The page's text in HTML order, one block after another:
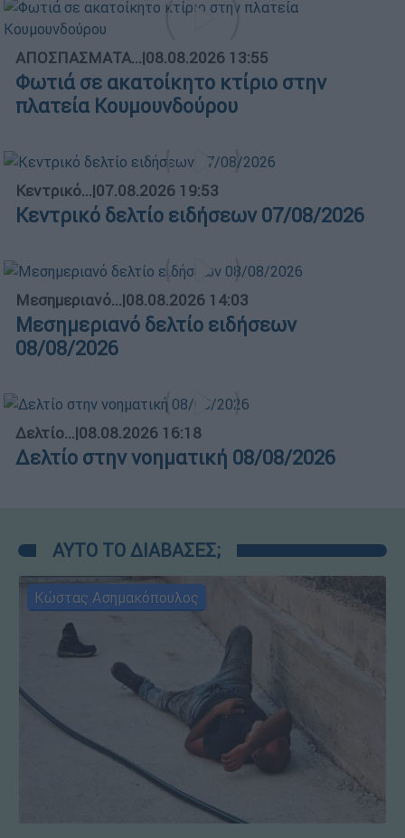
ΑΠΟΣΠΑΣΜΑΤΑ...|08.08.2026 13:55
Φωτιά σε ακατοίκητο κτίριο στην
πλατεία Κουμουνδούρου
Κεντρικό...|07.08.2026 19:53
Κεντρικό δελτίο ειδήσεων 07/08/2026
Μεσημεριανό...|08.08.2026 14:03
Μεσημεριανό δελτίο ειδήσεων
08/08/2026
Δελτίο...|08.08.2026 16:18
Δελτίο στην νοηματική 08/08/2026
ΑΥΤΟ ΤΟ ΔΙΑΒΑΣΕΣ;
Κώστας Ασημακόπουλος